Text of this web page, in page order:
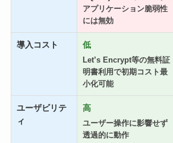
アプリケーション脆弱性
には無効
導入コスト 低
Let’s Encrypt等の無料証
明書利用で初期コスト最
小化可能
ユーザビリテ
ィ
高
ユーザー操作に影響せず
透過的に動作